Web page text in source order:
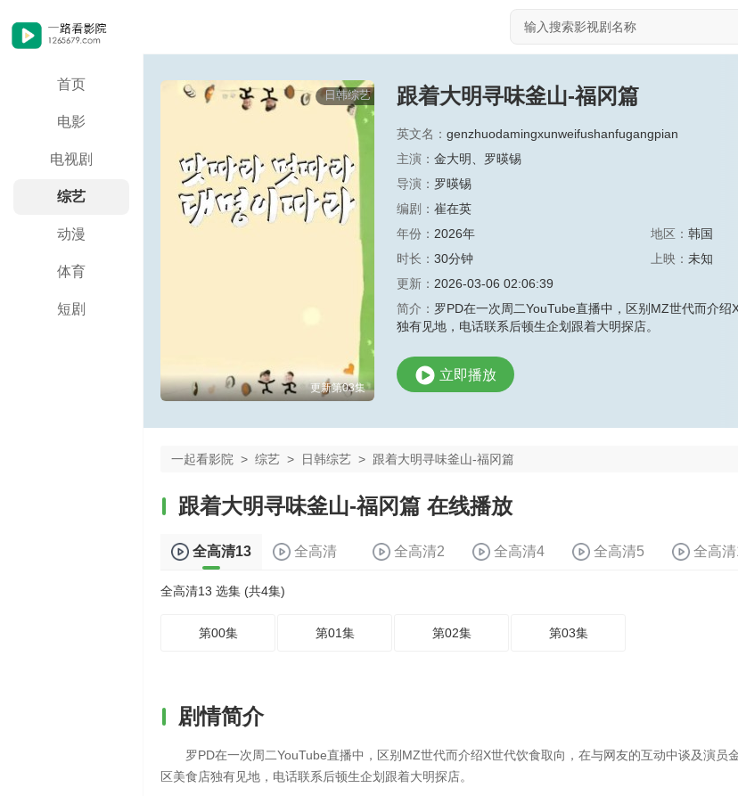
首页
电影
电视剧
综艺
动漫
体育
短剧
日韩综艺
更新第03集
跟着大明寻味釜山-福冈篇
英文名： genzhuodamingxunweifushanfugangpian
主演： 金大明
罗暎锡
导演： 罗暎锡
编剧： 崔在英
年份： 2026年 地区： 韩国
时长： 30分钟 上映： 未知
更新： 2026-03-06 02:06:39
简介： 罗PD在一次周二YouTube直播中，区别MZ世代而介
独有见地，电话联系后顿生企划跟着大明探店。
立即播放
一起看影院 > 综艺 > 日韩综艺 > 跟着大明寻味釜山-福冈篇
跟着大明寻味釜山-福冈篇 在线播放
全高清13 全高清 全高清2 全高清4 全高清5 全高
全高清13 选集 (共4集)
第00集 第01集 第02集 第03集
剧情简介
罗PD在一次周二YouTube直播中，区别MZ世代而介绍X世代饮食取向，在与网友的互动中谈及演员
区美食店独有见地，电话联系后顿生企划跟着大明探店。